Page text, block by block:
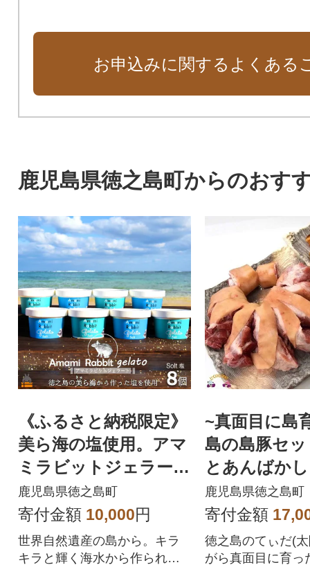
お申込みに関するよくある
鹿児島県徳之島町からのおす
《ふるさと納税限定》
美ら海の塩使用。アマ
ミラビットジェラート
(Salt:塩)(8個)
鹿児島県徳之島町
寄付金額 10,000円
世界自然遺産の島から。キラ
キラと輝く海水から作られた
~真面目に島
島の島豚セ
とあんばか
鹿児島県徳之島町
寄付金額
徳之島のてぃだ(
がら真面目に育っ